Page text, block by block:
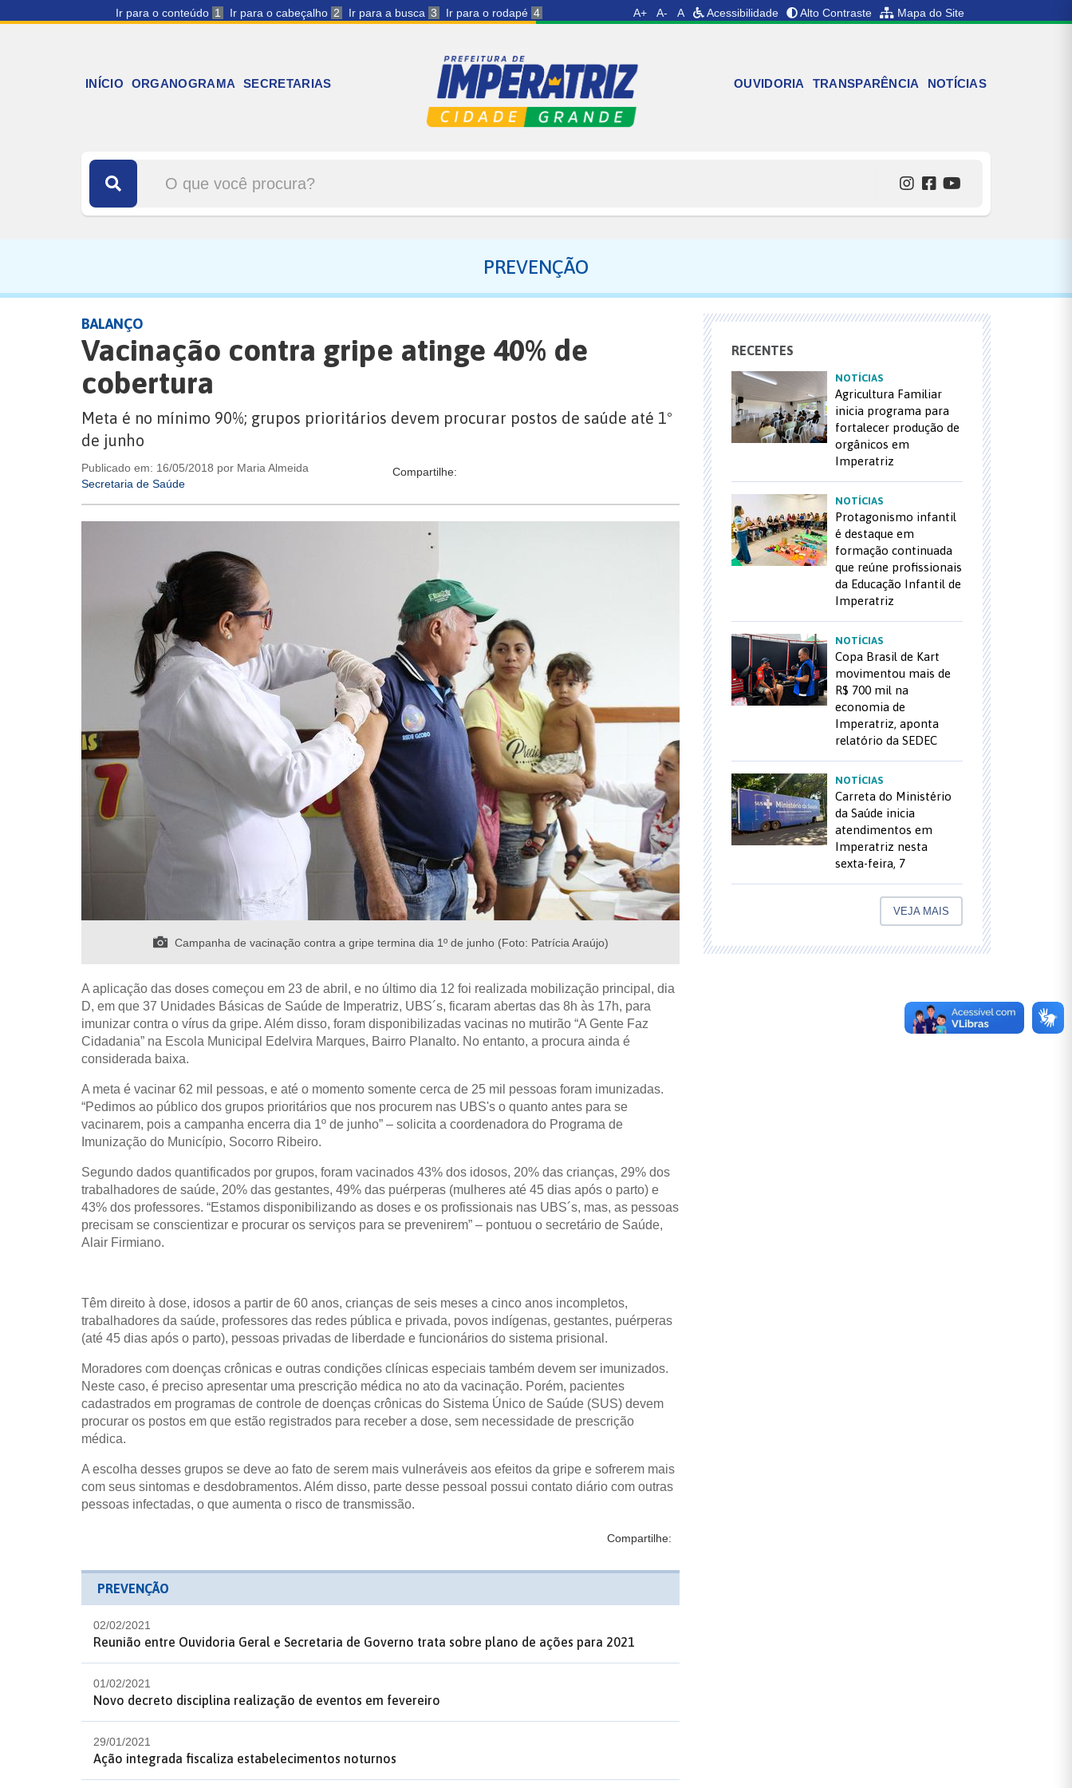
Ir para o conteúdo 1 Ir para o cabeçalho 2 Ir para a busca 3 Ir para o rodapé 4 A+ A- A Acessibilidade Alto Contraste Mapa do Site
INÍCIO ORGANOGRAMA SECRETARIAS OUVIDORIA TRANSPARÊNCIA NOTÍCIAS
PREVENÇÃO
BALANÇO
Vacinação contra gripe atinge 40% de
cobertura
Meta é no mínimo 90%; grupos prioritários devem procurar postos de saúde até 1º
de junho
Publicado em: 16/05/2018 por Maria Almeida
Secretaria de Saúde
Compartilhe:
Campanha de vacinação contra a gripe termina dia 1º de junho (Foto: Patrícia Araújo)
A aplicação das doses começou em 23 de abril, e no último dia 12 foi realizada mobilização principal, dia
D, em que 37 Unidades Básicas de Saúde de Imperatriz, UBS´s, ficaram abertas das 8h às 17h, para
imunizar contra o vírus da gripe. Além disso, foram disponibilizadas vacinas no mutirão “A Gente Faz
Cidadania” na Escola Municipal Edelvira Marques, Bairro Planalto. No entanto, a procura ainda é
considerada baixa.
A meta é vacinar 62 mil pessoas, e até o momento somente cerca de 25 mil pessoas foram imunizadas.
“Pedimos ao público dos grupos prioritários que nos procurem nas UBS's o quanto antes para se
vacinarem, pois a campanha encerra dia 1º de junho” – solicita a coordenadora do Programa de
Imunização do Município, Socorro Ribeiro.
Segundo dados quantificados por grupos, foram vacinados 43% dos idosos, 20% das crianças, 29% dos
trabalhadores de saúde, 20% das gestantes, 49% das puérperas (mulheres até 45 dias após o parto) e
43% dos professores. “Estamos disponibilizando as doses e os profissionais nas UBS´s, mas, as pessoas
precisam se conscientizar e procurar os serviços para se prevenirem” – pontuou o secretário de Saúde,
Alair Firmiano.
Têm direito à dose, idosos a partir de 60 anos, crianças de seis meses a cinco anos incompletos,
trabalhadores da saúde, professores das redes pública e privada, povos indígenas, gestantes, puérperas
(até 45 dias após o parto), pessoas privadas de liberdade e funcionários do sistema prisional.
Moradores com doenças crônicas e outras condições clínicas especiais também devem ser imunizados.
Neste caso, é preciso apresentar uma prescrição médica no ato da vacinação. Porém, pacientes
cadastrados em programas de controle de doenças crônicas do Sistema Único de Saúde (SUS) devem
procurar os postos em que estão registrados para receber a dose, sem necessidade de prescrição
médica.
A escolha desses grupos se deve ao fato de serem mais vulneráveis aos efeitos da gripe e sofrerem mais
com seus sintomas e desdobramentos. Além disso, parte desse pessoal possui contato diário com outras
pessoas infectadas, o que aumenta o risco de transmissão.
Compartilhe:
PREVENÇÃO
02/02/2021
Reunião entre Ouvidoria Geral e Secretaria de Governo trata sobre plano de ações para 2021
01/02/2021
Novo decreto disciplina realização de eventos em fevereiro
29/01/2021
Ação integrada fiscaliza estabelecimentos noturnos
RECENTES
NOTÍCIAS
Agricultura Familiar
inicia programa para
fortalecer produção de
orgânicos em
Imperatriz
NOTÍCIAS
Protagonismo infantil
é destaque em
formação continuada
que reúne profissionais
da Educação Infantil de
Imperatriz
NOTÍCIAS
Copa Brasil de Kart
movimentou mais de
R$ 700 mil na
economia de
Imperatriz, aponta
relatório da SEDEC
NOTÍCIAS
Carreta do Ministério
da Saúde inicia
atendimentos em
Imperatriz nesta
sexta-feira, 7
VEJA MAIS